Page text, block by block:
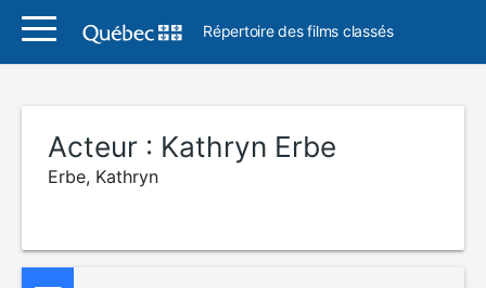
Répertoire des films classés
Acteur : Kathryn Erbe
Erbe, Kathryn